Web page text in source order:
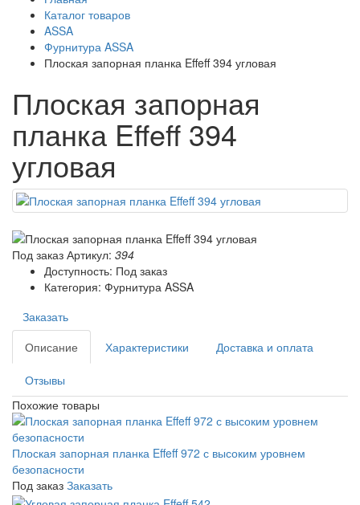
Каталог товаров
ASSA
Фурнитура ASSA
Плоская запорная планка Effeff 394 угловая
Плоская запорная
планка Effeff 394
угловая
Под заказ Артикул: 394
Доступность: Под заказ
Категория: Фурнитура ASSA
Заказать
Описание
Характеристики Доставка и оплата
Отзывы
Похожие товары
Плоская запорная планка Effeff 972 с высоким уровнем
безопасности
Под заказ Заказать